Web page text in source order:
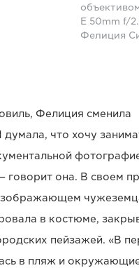
E 50mm f/
Фелиция
Фелиция сменила
думала, что хочу
говорит она. В своем
в костюме,
пейзажей. «В
в пляж и